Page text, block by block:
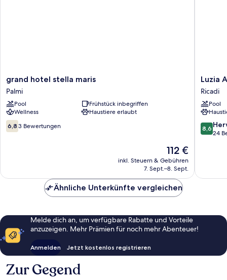
grand
hotel
stella
maris
Palmi
grand hotel stella maris
Palmi
Pool
Frühstück inbegriffen
Wellness
Haustiere erlaubt
6.8
von
6,8 3 Bewertungen
Der
Preis
beträgt
112 €
inkl. Steuern & Gebühren
7. Sept.–8. Sept.
Luzia
Ricadi
Luzia
Ricadi
Pool
8.6
von
8,6
24
Ähnliche Unterkünfte vergleichen
Melde dich an, um verfügbare Rabatte und Vorteile
anzuzeigen. Mehr Prämien für noch mehr Abenteuer!
Anmelden Jetzt kostenlos registrieren
Zur Gegend